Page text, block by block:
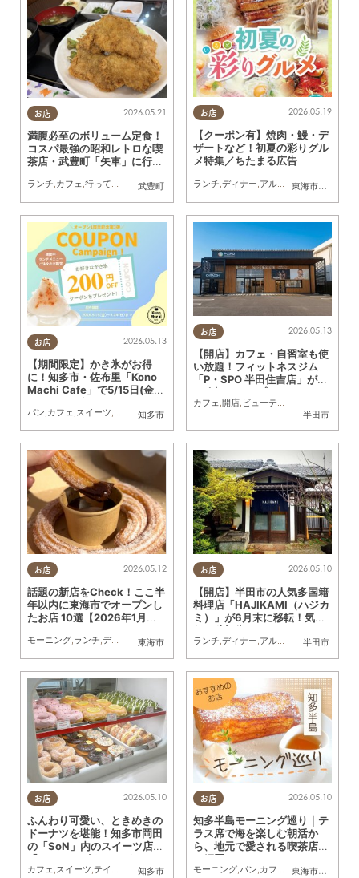
お店
武豊町
2026.05.21
満腹必至のボリューム定食！
コスパ最強の昭和レトロな喫
茶店・武豊町「矢車」に行っ
ランチ,カフェ,行ってみたレポ ,コスパ抜群
お店
東海市大府市
2026.05.19
【クーポン有】焼肉・鰻・デ
ザートなど！初夏の彩りグル
メ特集／ちたまる広告
ランチ ディナー アルコール ,ラーメン
お店
知多市
2026.05.13
【期間限定】かき氷がお得
に！知多市・佐布里「Kono
Machi Cafe」で5/15日(金)
キャンペーン開催／ちたまる
広告
パン,カフェ,スイーツ,まちネタ,ちたまる広告
お店
半田市
2026.05.13
【開店】カフェ・自習室も使
い放題！フィットネスジム
「P・SPO 半田住吉店」が4/
29(水)にオープン
カフェ,開店, ビューティー
お店
東海市
2026.05.12
話題の新店をCheck！ここ半
年以内に東海市でオープンし
たお店 10選【2026年1月～5
モーニング,ランチ,ディナー ,パン,カフェ スイーツ,テイクアウト キッチンカー
お店
半田市
2026.05.10
【開店】半田市の人気多国籍
料理店「HAJIKAMI（ハジカ
ミ）」が6月末に移転！気に
なる移転先は？
ランチ ディナー アルコール ,カフェ
お店
知多市
2026.05.10
ふんわり可愛い、ときめきの
ドーナツを堪能！知多市岡田
の「SoN」内のスイーツ店
「muus」に行ってみた
カフェ スイーツ テイクアウト ,行ってみたレポ
お店
東海市
,知多市
2026.05.10
知多半島モーニング巡り｜テ
ラス席で海を楽しむ朝活か
ら、地元で愛される喫茶店ま
で網羅
モーニング, パン カフェ まとめ記事